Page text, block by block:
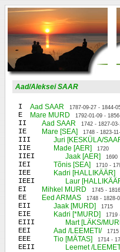
Aad/Aleksei SAAR
I Aad SAAR 1787-09-27 - 1844-
E Mare MURD 1792-01-09 -
II Aad SAAR 1742 - 1827-
IE Mare [SEA] 1748 - 1823-
III Juri [KESKÜLA/
IIE Made [AER] 1720
IIEI Jaak [AER] 1690
IEI Tõnis [SEA] 1710 -
IEE Kadri [HALLIKÄÄR]
IEEI Laur
EI Mihkel MURD 1745 -
EE Eed ARMAS 1748 - 1828-
EII Jaak [MURD] 1715
EIE Kadri [*MURD] 1719
EIII Mart [LÄKS/
EEI Aad /LEEMETI/ 1715
EEE Tio [MÄTAS] 1714 -
EEII Leemet /